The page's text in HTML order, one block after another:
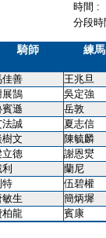
時間 :
分段
騎師 練
佳善 王兆旦
展鵠 吳定強
賓遜 岳敦
法誠 夏志信
樹文 陳毓麟
立德 謝恩爕
蘭尼
特 伍碧權
敏生 簡炳墀
柏龍
賓康